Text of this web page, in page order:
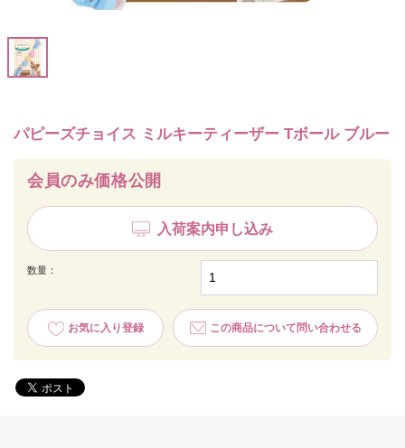
パピーズチョイス ミルキーティーザー Tボール ブルー
会員のみ価格公開
入荷案内申し込み
数量：
お気に入り登録 この商品について問い合わせる